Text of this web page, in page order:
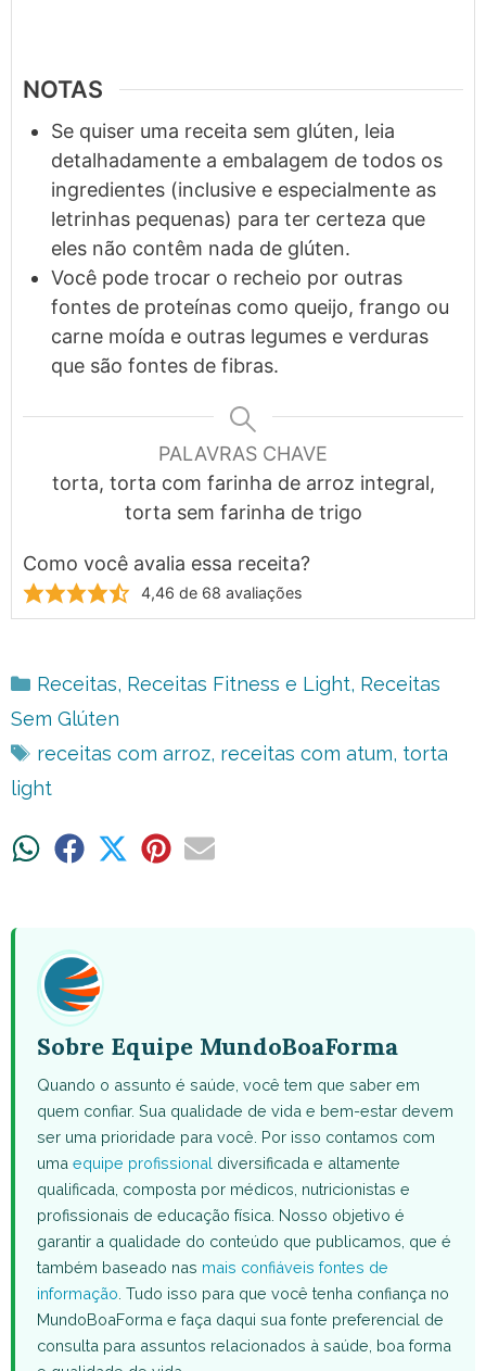
NOTAS
Se quiser uma receita sem glúten, leia
detalhadamente a embalagem de todos os
ingredientes (inclusive e especialmente as
letrinhas pequenas) para ter certeza que
eles não contêm nada de glúten.
Você pode trocar o recheio por outras
fontes de proteínas como queijo, frango ou
carne moída e outras legumes e verduras
que são fontes de fibras.
PALAVRAS CHAVE
torta, torta com farinha de arroz integral,
torta sem farinha de trigo
Como você avalia essa receita?
4,46 de 68 avaliações
Categorias
Receitas, Receitas Fitness e Light, Receitas
Sem Glúten
Tags
receitas com arroz, receitas com atum, torta
light
ShareShare ShareShareShare
Sobre Equipe MundoBoaForma
Quando o assunto é saúde, você tem que saber em
quem confiar. Sua qualidade de vida e bem-estar devem
ser uma prioridade para você. Por isso contamos com
uma equipe profissional diversificada e altamente
qualificada, composta por médicos, nutricionistas e
profissionais de educação física. Nosso objetivo é
garantir a qualidade do conteúdo que publicamos, que é
também baseado nas mais confiáveis fontes de
informação . Tudo isso para que você tenha confiança no
MundoBoaForma e faça daqui sua fonte preferencial de
consulta para assuntos relacionados à saúde, boa forma